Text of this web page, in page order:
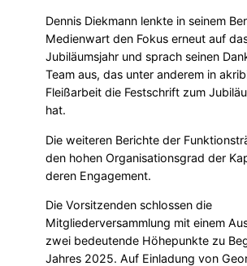
Dennis Diekmann lenkte in seinem
Medienwart den Fokus erneut auf
Jubiläumsjahr und sprach seinen
Team aus, das unter anderem in
Fleißarbeit die Festschrift zum
hat.
Die weiteren Berichte der
den hohen Organisationsgrad der
deren Engagement.
Die Vorsitzenden schlossen die
Mitgliederversammlung mit einem
zwei bedeutende Höhepunkte zu
Jahres 2025. Auf Einladung von